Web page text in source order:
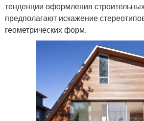
тенденции оформления
предполагают искажение
геометрических форм.